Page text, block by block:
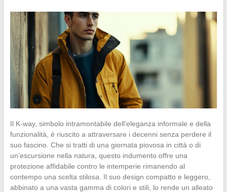
Il K-way, simbolo intramontabile dell’eleganza informale e della
funzionalità, è riuscito a attraversare i decenni senza perdere il
suo fascino. Che si tratti di una giornata piovosa in città o di
un’escursione nella natura, questo indumento offre una
protezione affidabile contro le intemperie rimanendo al
contempo una scelta stilosa. Il suo design compatto e leggero,
abbinato a una vasta gamma di colori e stili, lo rende un alleato